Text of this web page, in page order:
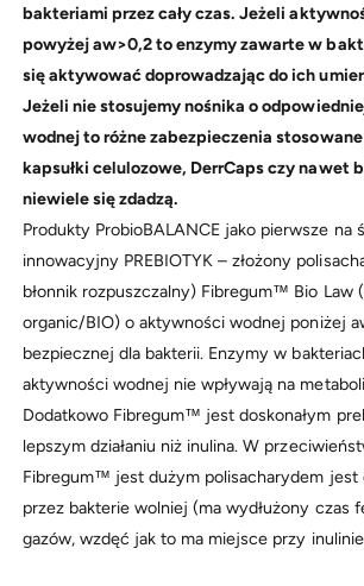
bakteriami przez cały czas. Jeżeli
powyżej aw>0,2 to enzymy zawarte w
się aktywować doprowadzając do ich
Jeżeli nie stosujemy nośnika o
wodnej to różne zabezpieczenia
kapsułki celulozowe, DerrCaps czy nawet
niewiele się zdadzą.
Produkty ProbioBALANCE jako pierwsze na
innowacyjny PREBIOTYK – złożony
błonnik rozpuszczalny) Fibregum™ Bio Law
organic/BIO) o aktywności wodnej poniżej
bezpiecznej dla bakterii. Enzymy w
aktywności wodnej nie wpływają na
Dodatkowo Fibregum™ jest doskonałym
lepszym działaniu niż inulina. W
Fibregum™ jest dużym polisacharydem jest
przez bakterie wolniej (ma wydłużony czas
gazów, wzdęć jak to ma miejsce przy